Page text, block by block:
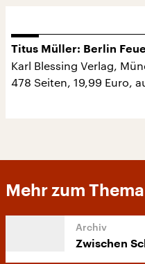
Titus Müller: Berlin
Karl Blessing Verlag,
478 Seiten, 19,99 Euro,
Mehr zum Thema
Zwischen